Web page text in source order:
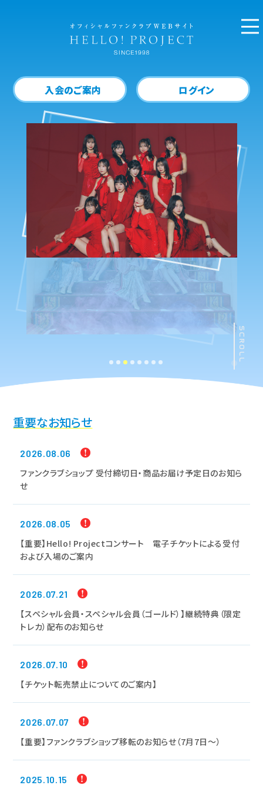
入会のご案内 ログイン
SCROLL
重要なお知らせ
2026.08.06
ファンクラブショップ 受付締切日・商品お届け予定日のお知ら
せ
2026.08.05
【重要】Hello! Projectコンサート 電子チケットによる受付
および入場のご案内
2026.07.21
【スペシャル会員・スペシャル会員（ゴールド）】継続特典（限定
トレカ）配布のお知らせ
2026.07.10
【チケット転売禁止についてのご案内】
2026.07.07
【重要】ファンクラブショップ移転のお知らせ（7月7日～）
2025.10.15